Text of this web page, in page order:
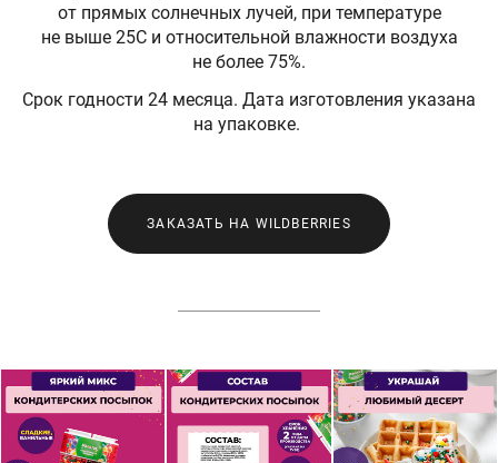
от прямых солнечных лучей, при температуре
не выше 25С и относительной влажности воздуха
не более 75%.
Срок годности 24 месяца. Дата изготовления указана
на упаковке.
ЗАКАЗАТЬ НА WILDBERRIES